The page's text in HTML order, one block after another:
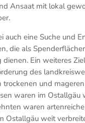
Ansaat mit lokal
auch eine Suche und
die als
Ein weiteres
des
trockenen und
waren im Ostallgäu
waren
Ostallgäu weit